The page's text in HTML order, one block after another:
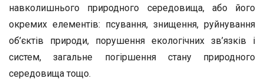
навколишнього природного середовища, або його
окремих елементів: псування, знищення, руйнування
об’єктів природи, порушення екологічних зв’язків і
систем, загальне погіршення стану природного
середовища тощо.